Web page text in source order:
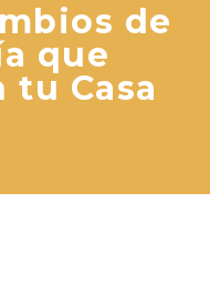
de
que
tu Casa